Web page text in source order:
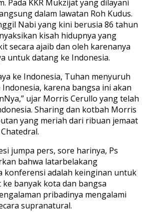
Pada KKR Mukzijat yang dilayani
dalam lawatan Roh Kudus.
Nabi yang kini berusia 86 tahun
kisah hidupnya yang
secara ajaib dan oleh karenanya
untuk datang ke Indonesia.
ke Indonesia, Tuhan menyuruh
karena bangsa ini akan
ujar Morris Cerullo yang telah
Sharing dan kotbah Morris
yang meriah dari ribuan jemaat
jumpa pers, sore harinya, Ps
bahwa latarbelakang
konferensi adalah keinginan untuk
banyak kota dan bangsa
pribadinya mengalami
supranatural.